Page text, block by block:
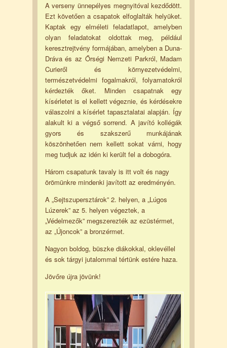
A verseny ünnepélyes megnyitóval kezdődött.
Ezt követően a csapatok elfoglalták helyüket.
Kaptak egy elméleti feladatlapot, amelyben
olyan feladatokat oldottak meg, például
keresztrejtvény formájában, amelyben a Duna-
Dráva és az Őrségi Nemzeti Parkról, Madam
Curieről és környezetvédelmi,
természetvédelmi fogalmakról, folyamatokról
kérdezték őket. Minden csapatnak egy
kísérletet is el kellett végeznie, és kérdésekre
válaszolni a kísérlet tapasztalatai alapján. Így
alakult ki a végső sorrend. A javító kollégák
gyors és szakszerű munkájának
köszönhetően nem kellett sokat várni, hogy
meg tudjuk az idén ki került fel a dobogóra.
Három csapatunk tavaly is itt volt és nagy
örömünkre mindenki javított az eredményén.
A „Sejtszupersztárok” 2. helyen, a „Lúgos
Lúzerek” az 5. helyen végeztek, a
„Védelmezők” megszerezték az ezüstérmet,
az „Újoncok” a bronzérmet.
Nagyon boldog, büszke diákokkal, oklevéllel
és sok tárgyi jutalommal tértünk estére haza.
Jövőre újra jövünk!